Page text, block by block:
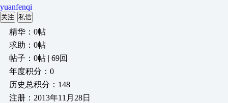
yuanfenqi
关注 私信
精华：0帖
求助：0帖
帖子：0帖 | 69回
年度积分：0
历史总积分：148
注册：2013年11月28日